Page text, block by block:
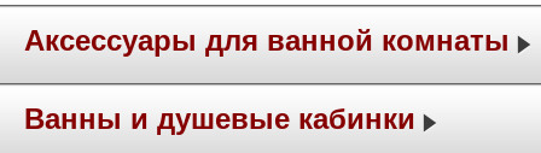
Аксессуары для ванной комнаты
Ванны и душевые кабинки